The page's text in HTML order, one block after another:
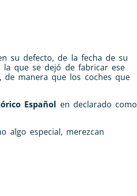
su defecto, de la fecha de su
que se dejó de fabricar ese
manera que los coches que
Español en declarado como
algo especial, merezcan